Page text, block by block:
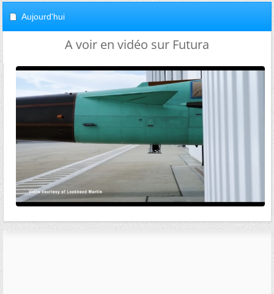
Aujourd'hui
A voir en vidéo sur Futura